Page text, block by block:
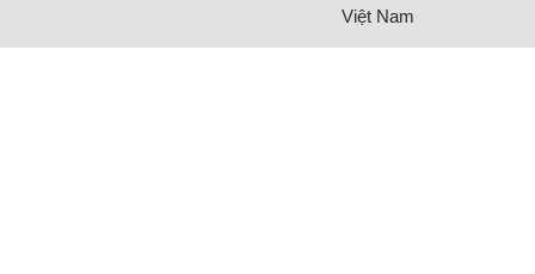
Việt Nam